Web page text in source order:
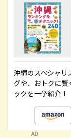
沖縄のスペシャリ
グや、おトクに
ックを一挙紹介！
AD